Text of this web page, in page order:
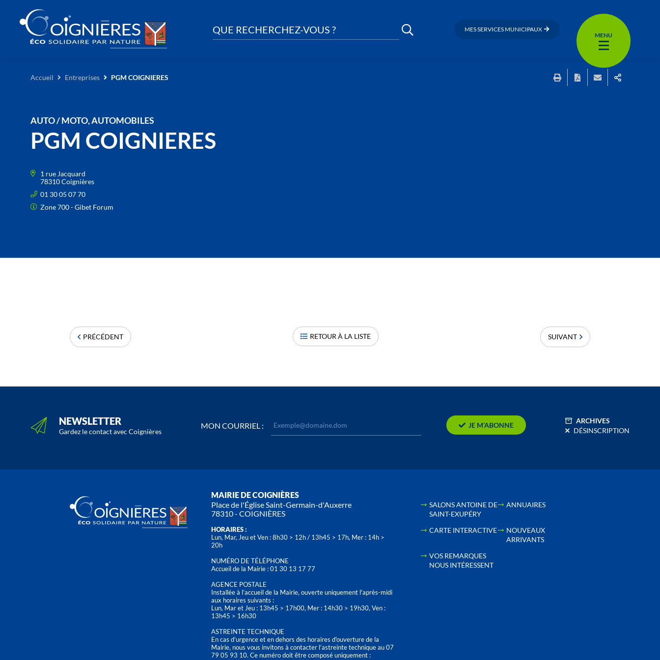
QUE RECHERCHEZ-VOUS ? MES SERVICES MUNICIPAUX
MENU
Accueil Entreprises PGM COIGNIERES
AUTO / MOTO, AUTOMOBILES
PGM COIGNIERES
1 rue Jacquard
78310 Coignières
01 30 05 07 70
Zone 700 - Gibet Forum
PRÉCÉDENT RETOUR À LA LISTE SUIVANT
NEWSLETTER
Gardez le contact avec Coignières
MON COURRIEL : JE M’ABONNE
ARCHIVES
DÉSINSCRIPTION
MAIRIE DE COIGNIÈRES
Place de l'Église Saint-Germain-d'Auxerre
78310 - COIGNIÈRES
HORAIRES :
Lun, Mar, Jeu et Ven : 8h30 > 12h / 13h45 > 17h, Mer : 14h >
20h
NUMÉRO DE TÉLÉPHONE
Accueil de la Mairie : 01 30 13 17 77
AGENCE POSTALE
Installée à l’accueil de la Mairie, ouverte uniquement l'après-midi
aux horaires suivants :
Lun, Mar et Jeu : 13h45 > 17h00, Mer : 14h30 > 19h30, Ven :
13h45 > 16h30
ASTREINTE TECHNIQUE
En cas d’urgence et en dehors des horaires d'ouverture de la
Mairie, nous vous invitons à contacter l’astreinte technique au 07
79 05 93 10. Ce numéro doit être composé uniquement :
SALONS ANTOINE DE
SAINT-EXUPÉRY
ANNUAIRES
CARTE INTERACTIVE
NOUVEAUX
ARRIVANTS
VOS REMARQUES
NOUS INTÉRESSENT